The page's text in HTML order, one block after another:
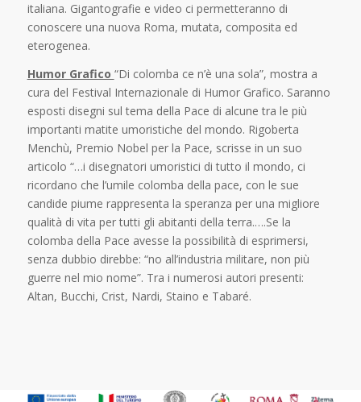
italiana. Gigantografie e video ci permetteranno di
conoscere una nuova Roma, mutata, composita ed
eterogenea.
Humor Grafico “Di colomba ce n’è una sola”, mostra a
cura del Festival Internazionale di Humor Grafico. Saranno
esposti disegni sul tema della Pace di alcune tra le più
importanti matite umoristiche del mondo. Rigoberta
Menchù, Premio Nobel per la Pace, scrisse in un suo
articolo “…i disegnatori umoristici di tutto il mondo, ci
ricordano che l’umile colomba della pace, con le sue
candide piume rappresenta la speranza per una migliore
qualità di vita per tutti gli abitanti della terra.….Se la
colomba della Pace avesse la possibilità di esprimersi,
senza dubbio direbbe: “no all’industria militare, non più
guerre nel mio nome”. Tra i numerosi autori presenti:
Altan, Bucchi, Crist, Nardi, Staino e Tabaré.